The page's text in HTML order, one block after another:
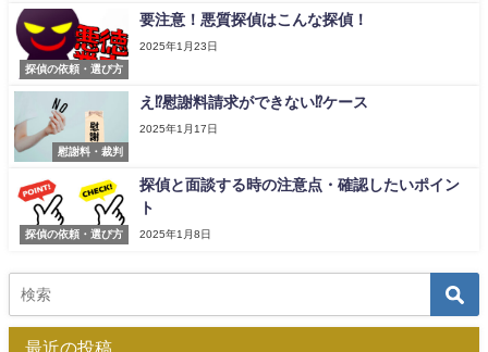
探偵の依頼・選び方
要注意！悪質探偵はこんな探偵！
2025年1月23日
慰謝料・裁判
え⁉慰謝料請求ができない⁉ケース
2025年1月17日
探偵の依頼・選び方
探偵と面談する時の注意点・確認したいポイン
ト
2025年1月8日
最近の投稿